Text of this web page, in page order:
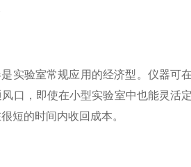
实验室常规应用的经济型。仪器可
口，即使在小型实验室中也能灵
短的时间内收回成本。